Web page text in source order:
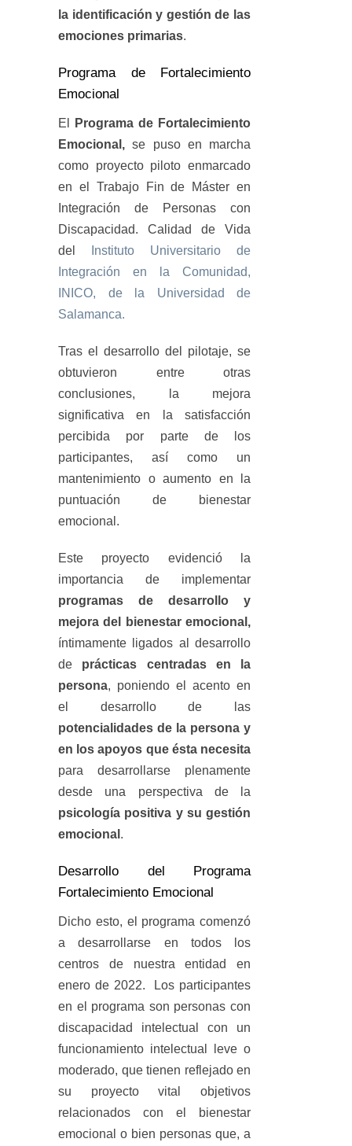
la identificación y gestión de las
emociones primarias.
Programa de Fortalecimiento
Emocional
El
Programa de Fortalecimiento
Emocional, se puso en marcha
como proyecto piloto enmarcado
en el Trabajo Fin de Máster en
Integración de Personas con
Discapacidad. Calidad de Vida
del
Instituto Universitario de
Integración en la Comunidad,
INICO, de la Universidad de
Salamanca.
Tras el desarrollo del pilotaje, se
obtuvieron entre otras
conclusiones, la mejora
significativa en la satisfacción
percibida por parte de los
participantes, así como un
mantenimiento o aumento en la
puntuación de bienestar
emocional.
Este proyecto evidenció la
importancia de implementar
programas de desarrollo y
mejora del bienestar emocional,
íntimamente ligados al desarrollo
de prácticas centradas en la
persona, poniendo el acento en
el desarrollo de las
potencialidades de la persona y
en los apoyos que ésta necesita
para desarrollarse plenamente
desde una perspectiva de la
psicología positiva y su gestión
emocional .
Desarrollo del Programa
Fortalecimiento Emocional
Dicho esto, el programa comenzó
a desarrollarse en todos los
centros de nuestra entidad en
enero de 2022. Los participantes
en el programa son personas con
discapacidad intelectual con un
funcionamiento intelectual leve o
moderado, que tienen reflejado en
su proyecto vital objetivos
relacionados con el bienestar
emocional o bien personas que, a